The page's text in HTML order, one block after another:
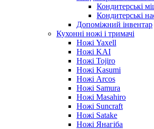
Кондитерські
Кондитерські
Допоміжний інвентар
Кухонні ножі і тримачі
Ножі Yaxell
Ножі KAI
Ножі Tojiro
Ножі Kasumi
Ножі Arcos
Ножі Samura
Ножі Masahiro
Ножі Suncraft
Ножі Satake
Ножі Янагіба